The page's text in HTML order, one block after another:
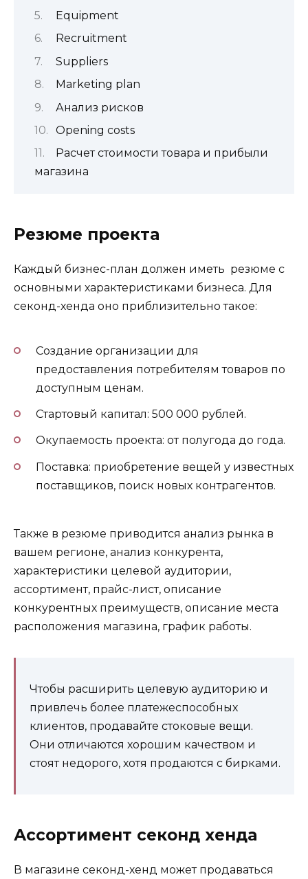
Equipment
Recruitment
Suppliers
Marketing plan
Анализ рисков
Opening costs
Расчет стоимости товара и прибыли
магазина
Резюме проекта
Каждый бизнес-план должен иметь резюме с
основными характеристиками бизнеса. Для
секонд-хенда оно приблизительно такое:
Создание организации для
предоставления потребителям товаров по
доступным ценам.
Стартовый капитал: 500 000 рублей.
Окупаемость проекта: от полугода до года.
Поставка: приобретение вещей у известных
поставщиков, поиск новых контрагентов.
Также в резюме приводится анализ рынка в
вашем регионе, анализ конкурента,
характеристики целевой аудитории,
ассортимент, прайс-лист, описание
конкурентных преимуществ, описание места
расположения магазина, график работы.
Чтобы расширить целевую аудиторию и
привлечь более платежеспособных
клиентов, продавайте стоковые вещи.
Они отличаются хорошим качеством и
стоят недорого, хотя продаются с бирками.
Ассортимент секонд хенда
В магазине секонд-хенд может продаваться